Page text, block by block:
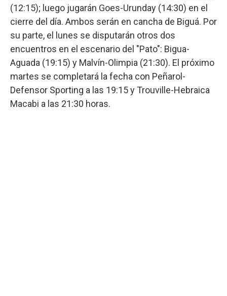
(12:15); luego jugarán Goes-Urunday (14:30) en el
cierre del día. Ambos serán en cancha de Biguá. Por
su parte, el lunes se disputarán otros dos
encuentros en el escenario del "Pato": Bigua-
Aguada (19:15) y Malvín-Olimpia (21:30). El próximo
martes se completará la fecha con Peñarol-
Defensor Sporting a las 19:15 y Trouville-Hebraica
Macabi a las 21:30 horas.